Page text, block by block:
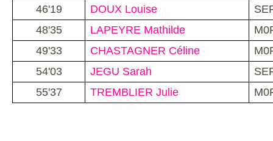
46'19
DOUX Louise
48'35
LAPEYRE Mathilde
49'33
CHASTAGNER Céline
54'03
JEGU Sarah
55'37
TREMBLIER Julie